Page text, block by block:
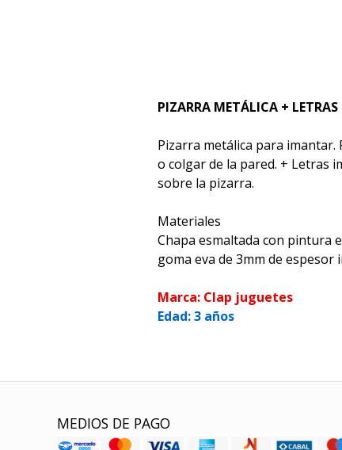
PIZARRA METÁLICA +
Pizarra metálica para
o colgar de la pared. + Letras
sobre la pizarra.
Materiales
Chapa esmaltada con pintura
goma eva de 3mm de espesor
Marca: Clap juguetes
Edad: 3 años
MEDIOS DE PAGO